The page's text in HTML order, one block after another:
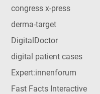
congress x-press
derma-target
DigitalDoctor
digital patient cases
Expert:innenforum
Fast Facts Interactive